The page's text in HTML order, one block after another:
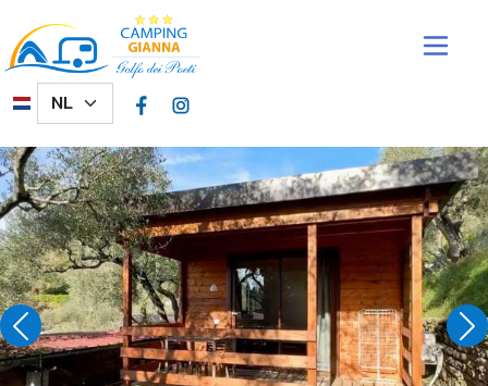
Overslaan en naar de inhoud gaan
Select your language